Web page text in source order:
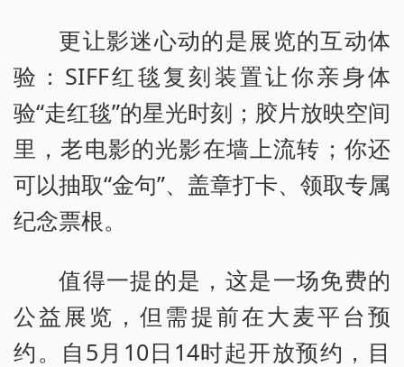
更让影迷心动的是展览的互动体
验：SIFF红毯复刻装置让你亲身体
验“走红毯”的星光时刻；胶片放映空间
里，老电影的光影在墙上流转；你还
可以抽取“金句”、盖章打卡、领取专属
纪念票根。
值得一提的是，这是一场免费的
公益展览，但需提前在大麦平台预
约。自5月10日14时起开放预约，目